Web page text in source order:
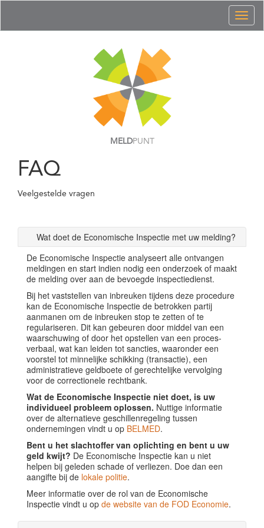
MELDPUNT
FAQ
Veelgestelde vragen
Wat doet de Economische Inspectie met uw melding?
De Economische Inspectie analyseert alle ontvangen
meldingen en start indien nodig een onderzoek of maakt
de melding over aan de bevoegde inspectiedienst.
Bij het vaststellen van inbreuken tijdens deze procedure
kan de Economische Inspectie de betrokken partij
aanmanen om de inbreuken stop te zetten of te
regulariseren. Dit kan gebeuren door middel van een
waarschuwing of door het opstellen van een proces-
verbaal, wat kan leiden tot sancties, waaronder een
voorstel tot minnelijke schikking (transactie), een
administratieve geldboete of gerechtelijke vervolging
voor de correctionele rechtbank.
Wat de Economische Inspectie niet doet, is uw
individueel probleem oplossen. Nuttige informatie
over de alternatieve geschillenregeling tussen
ondernemingen vindt u op BELMED.
Bent u het slachtoffer van oplichting en bent u uw
geld kwijt? De Economische Inspectie kan u niet
helpen bij geleden schade of verliezen. Doe dan een
aangifte bij de lokale politie.
Meer informatie over de rol van de Economische
Inspectie vindt u op de website van de FOD Economie.